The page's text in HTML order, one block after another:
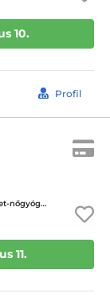
10.
Profil
Vitalis Medical - Életpárti* szülészet-nőgyógyászati magánrendelő
11.